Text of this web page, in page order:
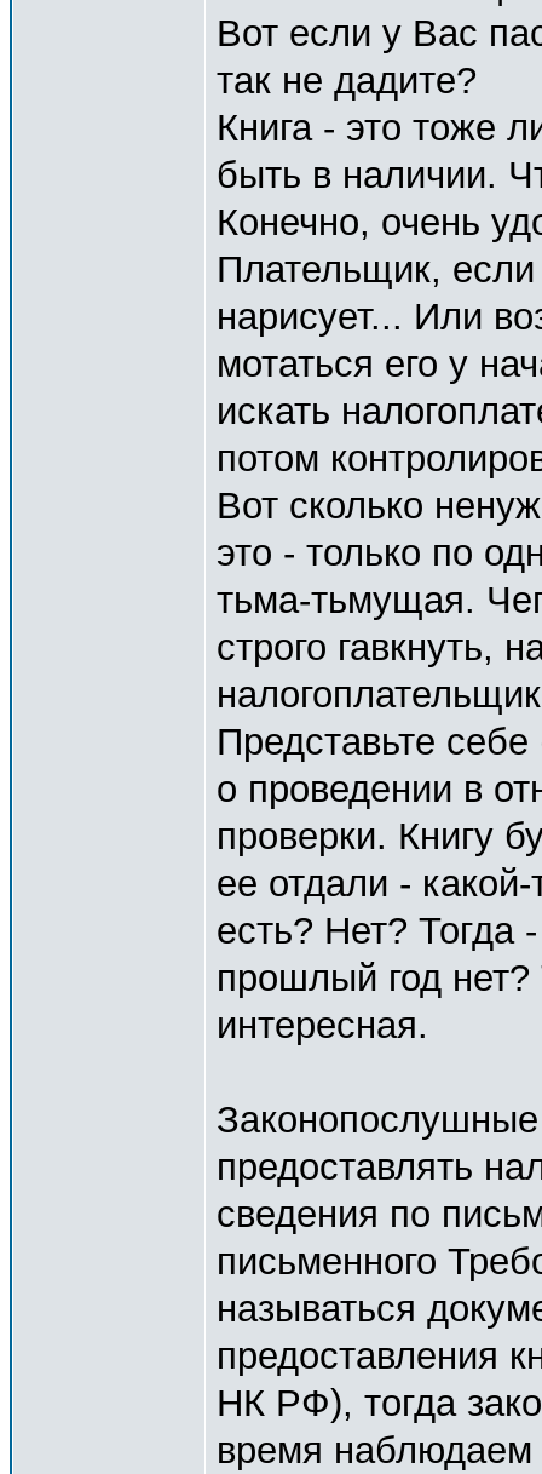
Вот если у Вас
так не дадите?
Книга - это тоже
быть в наличии.
Конечно, очень
Плательщик,
нарисует... Или
мотаться его у
искать
потом
Вот сколько
это - только по
тьма-тьмущая.
строго гавкнуть,
Представьте
о проведении в
проверки. Книгу
ее отдали -
есть? Нет? Тогда
прошлый год нет?
интересная.
предоставлять
сведения по
письменного
называться
предоставления
НК РФ), тогда
время наблюдаем